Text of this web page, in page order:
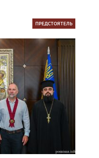
ПРЕДСТОЯТЕЛЬ